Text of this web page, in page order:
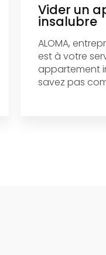
Vider un
insalubre
ALOMA,
est à votre
appartement
savez pas